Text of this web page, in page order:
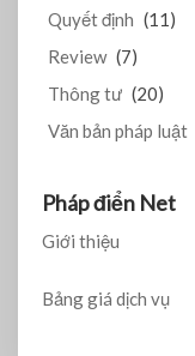
Quyết định (11)
Review (7)
Thông tư (20)
Văn bản pháp luật
Pháp điển Net
Giới thiệu
Bảng giá dịch vụ